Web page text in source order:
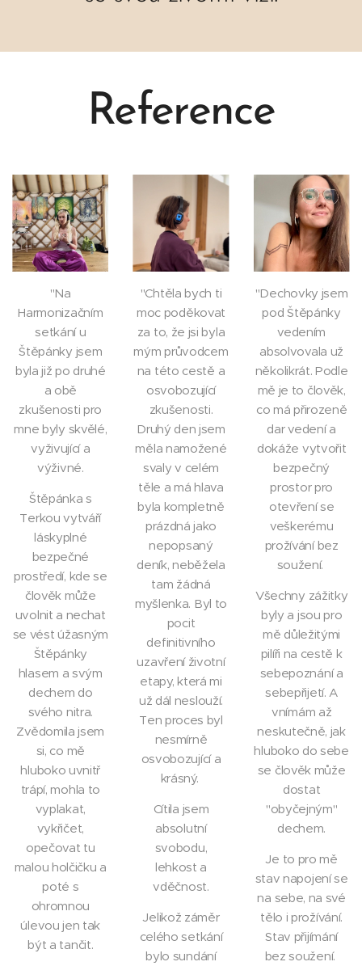
Reference
"Na
Harmonizačním
setkání u
Štěpánky jsem
byla již po druhé
a obě
zkušenosti pro
mne byly skvělé,
vyživující a
výživné.
Štěpánka s
Terkou vytváří
láskyplné
bezpečné
prostředí, kde se
člověk může
uvolnit a nechat
se vést úžasným
Štěpánky
hlasem a svým
dechem do
svého nitra.
Zvědomila jsem
si, co mě
hluboko uvnitř
trápí, mohla to
vyplakat,
vykřičet,
opečovat tu
malou holčičku a
poté s
ohromnou
úlevou jen tak
být a tančit.
"Chtěla bych ti
moc poděkovat
za to, že jsi byla
mým průvodcem
na této cestě a
osvobozující
zkušenosti.
Druhý den jsem
měla namožené
svaly v celém
těle a má hlava
byla kompletně
prázdná jako
nepopsaný
deník, neběžela
tam žádná
myšlenka. Byl to
pocit
definitivního
uzavření životní
etapy, která mi
už dál neslouží.
Ten proces byl
nesmírně
osvobozující a
krásný.
Cítila jsem
absolutní
svobodu,
lehkost a
vděčnost.
Jelikož záměr
celého setkání
bylo sundání
"Dechovky jsem
pod Štěpánky
vedením
absolvovala už
několikrát. Podle
mě je to člověk,
co má přirozeně
dar vedení a
dokáže vytvořit
bezpečný
prostor pro
otevření se
veškerému
prožívání bez
soužení.
Všechny zážitky
byly a jsou pro
mě důležitými
pilíři na cestě k
sebepoznání a
sebepřijetí. A
vnímám až
neskutečně, jak
hluboko do sebe
se člověk může
dostat
"obyčejným"
dechem.
Je to pro mě
stav napojení se
na sebe, na své
tělo i prožívání.
Stav přijímání
bez soužení.